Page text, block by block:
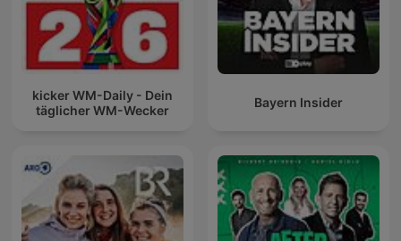
kicker WM-Daily - Dein
täglicher WM-Wecker
Bayern Insider